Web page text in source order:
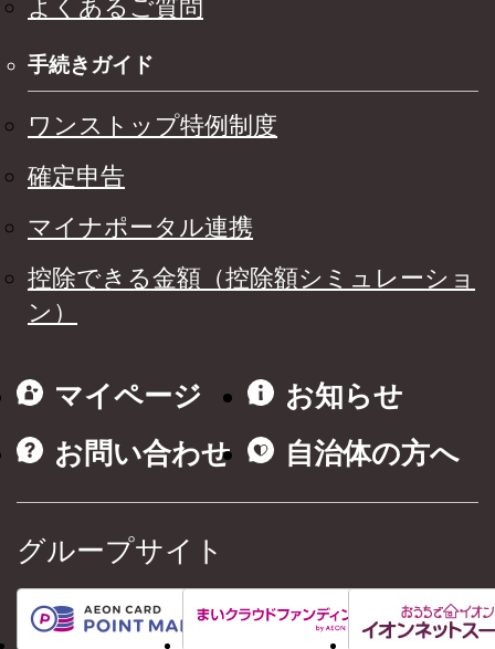
よくあるご質問
手続きガイド
ワンストップ特例制度
確定申告
マイナポータル連携
控除できる金額（控除額シミュレーショ
ン）
マイページ
お知らせ
お問い合わせ
自治体の方へ
グループサイト